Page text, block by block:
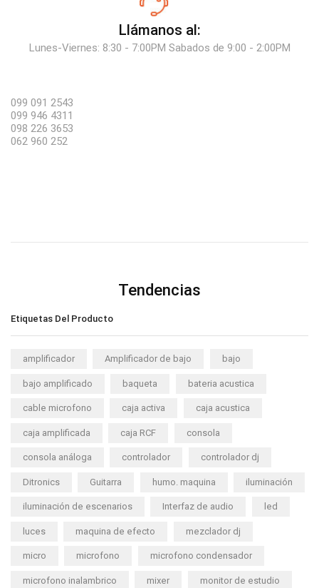
Llámanos al:
Lunes-Viernes: 8:30 - 7:00PM Sabados de 9:00 - 2:00PM
099 091 2543
099 946 4311
098 226 3653
062 960 252
Tendencias
Etiquetas Del Producto
amplificador Amplificador de bajo bajo
bajo amplificado baqueta bateria acustica
cable microfono caja activa caja acustica
caja amplificada caja RCF consola
consola análoga controlador controlador dj
Ditronics Guitarra humo. maquina iluminación
iluminación de escenarios Interfaz de audio led
luces maquina de efecto mezclador dj
micro microfono microfono condensador
microfono inalambrico mixer monitor de estudio